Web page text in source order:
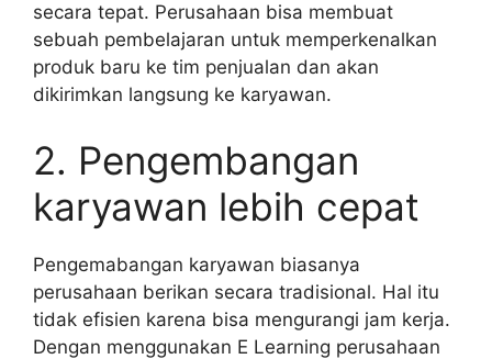
secara tepat. Perusahaan bisa membuat
sebuah pembelajaran untuk memperkenalkan
produk baru ke tim penjualan dan akan
dikirimkan langsung ke karyawan.
2. Pengembangan
karyawan lebih cepat
Pengemabangan karyawan biasanya
perusahaan berikan secara tradisional. Hal itu
tidak efisien karena bisa mengurangi jam kerja.
Dengan menggunakan E Learning perusahaan